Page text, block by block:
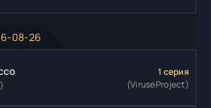
08-26
1 серия
(ViruseProject)